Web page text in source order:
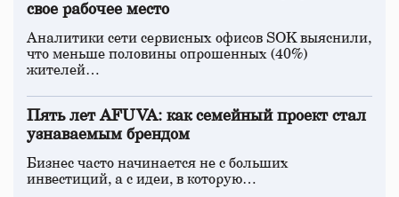
свое рабочее место
Аналитики сети сервисных офисов SOK выяснили,
что меньше половины опрошенных (40%)
жителей…
Пять лет AFUVA: как семейный проект стал
узнаваемым брендом
Бизнес часто начинается не с больших
инвестиций, а с идеи, в которую…